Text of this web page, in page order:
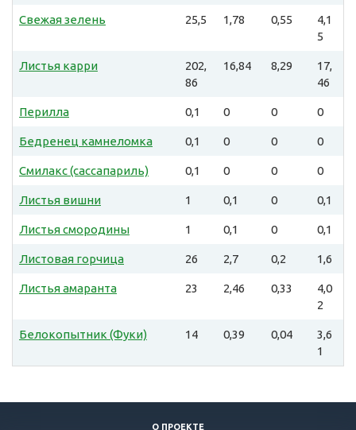
Свежая зелень 25,5 1,78 0,55
4,1
5
Листья карри
202,
86
16,84 8,29
17,
46
Перилла 0,1 0 0 0
Бедренец камнеломка 0,1 0 0 0
Смилакс (сассапариль) 0,1 0 0 0
Листья вишни 1 0,1 0 0,1
Листья смородины 1 0,1 0 0,1
Листовая горчица 26 2,7 0,2 1,6
Листья амаранта 23 2,46 0,33
4,0
2
Белокопытник (Фуки) 14 0,39 0,04
3,6
1
О ПРОЕКТЕ